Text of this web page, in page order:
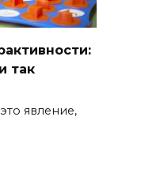
так
явление,